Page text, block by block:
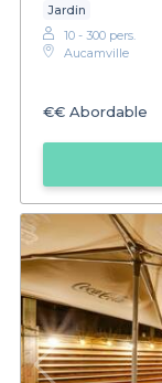
Jardin
10 - 300 pers.
Aucamville
€€ Abordable